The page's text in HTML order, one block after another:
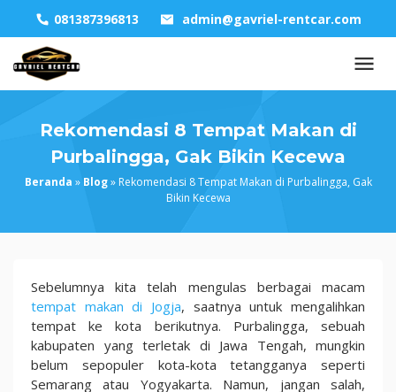
content
081387396813 admin@gavriel-rentcar.com
Rekomendasi 8 Tempat Makan di
Purbalingga, Gak Bikin Kecewa
Beranda » Blog» Rekomendasi 8 Tempat Makan di Purbalingga, Gak
Bikin Kecewa
Rekomendasi
8
Tempat
Makan
di
Purbalingga,
Sebelumnya kita telah mengulas berbagai macam
tempat makan di Jogja, saatnya untuk mengalihkan
tempat ke kota berikutnya. Purbalingga, sebuah
kabupaten yang terletak di Jawa Tengah, mungkin
belum sepopuler kota-kota tetangganya seperti
Semarang atau Yogyakarta. Namun, jangan salah,